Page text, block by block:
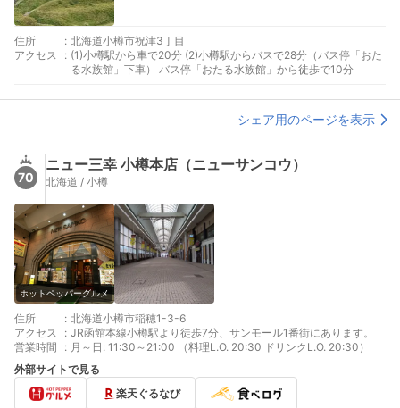
住所 : 北海道小樽市祝津3丁目
アクセス
: (1)小樽駅から車で20分 (2)小樽駅からバスで28分（バス停「おた
る水族館」下車） バス停「おたる水族館」から徒歩で10分
シェア用のページを表示
70
ニュー三幸 小樽本店（ニューサンコウ）
北海道 / 小樽
ホットペッパーグルメ
住所 : 北海道小樽市稲穂1-3-6
アクセス
: JR函館本線小樽駅より徒歩7分、サンモール1番街にあります。
営業時間
: 月～日: 11:30～21:00 （料理L.O. 20:30 ドリンクL.O. 20:30）
外部サイトで見る
楽天ぐるなび